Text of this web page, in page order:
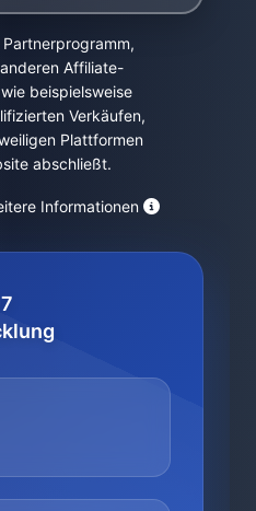
Affiliate-
beispielsweise
Verkäufen,
Plattformen
abschließt.
Informationen